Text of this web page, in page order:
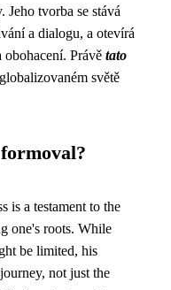
tvorba se stává
a dialogu, a otevírá
Právě tato
světě
is a testament to the
one's roots. While
be limited, his
not just the